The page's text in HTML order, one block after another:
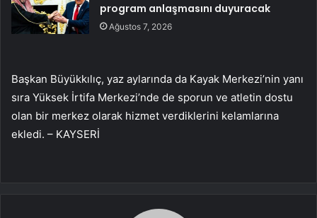
program anlaşmasını duyuracak
Ağustos 7, 2026
Başkan Büyükkılıç, yaz aylarında da Kayak Merkezi’nin yanı
sıra Yüksek İrtifa Merkezi’nde de sporun ve atletin dostu
olan bir merkez olarak hizmet verdiklerini kelamlarına
ekledi. – KAYSERİ